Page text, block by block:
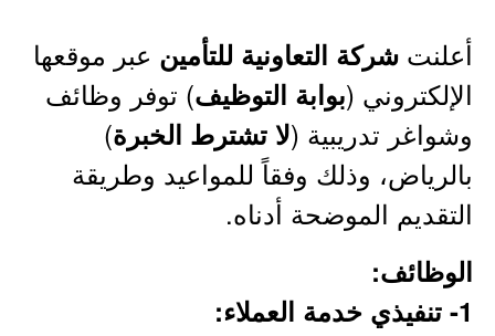
أعلنت شركة التعاونية للتأمين عبر موقعها
الإلكتروني (بوابة التوظيف) توفر وظائف
وشواغر تدريبية (لا تشترط الخبرة)
بالرياض، وذلك وفقاً للمواعيد وطريقة
التقديم الموضحة أدناه.
الوظائف:
1- تنفيذي خدمة العملاء: